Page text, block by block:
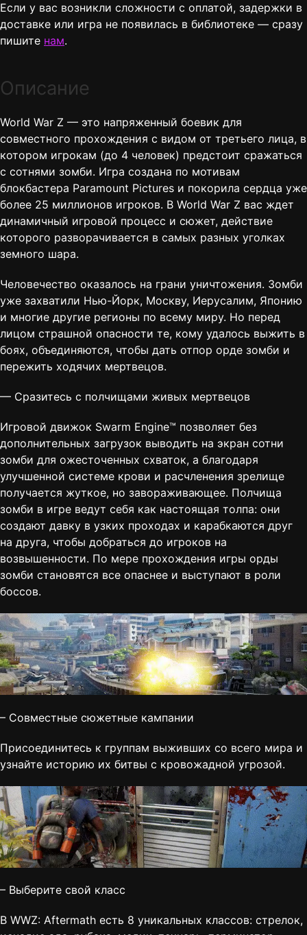
Если у вас возникли сложности с оплатой, задержки в
доставке или игра не появилась в библиотеке — сразу
пишите нам.
Описание
World War Z — это напряженный боевик для
совместного прохождения с видом от третьего лица, в
котором игрокам (до 4 человек) предстоит сражаться
с сотнями зомби. Игра создана по мотивам
блокбастера Paramount Pictures и покорила сердца уже
более 25 миллионов игроков. В World War Z вас ждет
динамичный игровой процесс и сюжет, действие
которого разворачивается в самых разных уголках
земного шара.
Человечество оказалось на грани уничтожения. Зомби
уже захватили Нью-Йорк, Москву, Иерусалим, Японию
и многие другие регионы по всему миру. Но перед
лицом страшной опасности те, кому удалось выжить в
боях, объединяются, чтобы дать отпор орде зомби и
пережить ходячих мертвецов.
— Сразитесь с полчищами живых мертвецов
Игровой движок Swarm Engine™ позволяет без
дополнительных загрузок выводить на экран сотни
зомби для ожесточенных схваток, а благодаря
улучшенной системе крови и расчленения зрелище
получается жуткое, но завораживающее. Полчища
зомби в игре ведут себя как настоящая толпа: они
создают давку в узких проходах и карабкаются друг
на друга, чтобы добраться до игроков на
возвышенности. По мере прохождения игры орды
зомби становятся все опаснее и выступают в роли
боссов.
– Совместные сюжетные кампании
Присоединитесь к группам выживших со всего мира и
узнайте историю их битвы с кровожадной угрозой.
– Выберите свой класс
В WWZ: Aftermath есть 8 уникальных классов: стрелок,